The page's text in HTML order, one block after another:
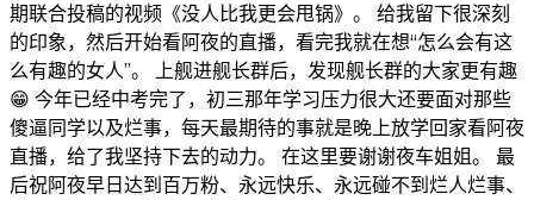
期联合投稿的视频《没人比我更会甩锅》。 给我留下很深刻
的印象，然后开始看阿夜的直播，看完我就在想“怎么会有这
么有趣的女人”。 上舰进舰长群后，发现舰长群的大家更有趣
😁 今年已经中考完了，初三那年学习压力很大还要面对那些
傻逼同学以及烂事，每天最期待的事就是晚上放学回家看阿夜
直播，给了我坚持下去的动力。 在这里要谢谢夜车姐姐。 最
后祝阿夜早日达到百万粉、永远快乐、永远碰不到烂人烂事、